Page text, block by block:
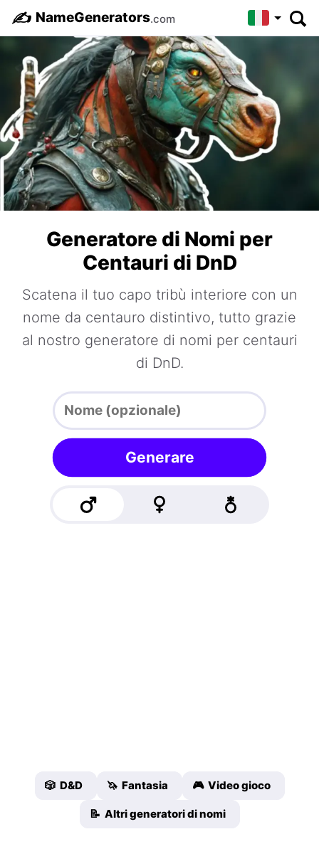
✍️ NameGenerators.com
Generatore di Nomi per
Centauri di DnD
Scatena il tuo capo tribù interiore con un
nome da centauro distintivo, tutto grazie
al nostro generatore di nomi per centauri
di DnD.
Generare
🎲 D&D 🦄 Fantasia 🎮 Video gioco
📝 Altri generatori di nomi